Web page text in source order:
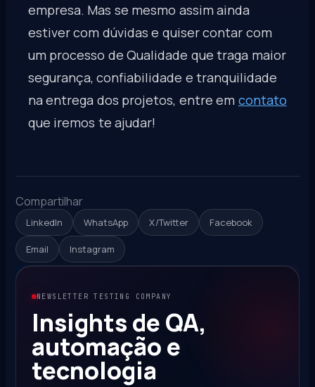
empresa. Mas se mesmo assim ainda
estiver com dúvidas e quiser contar com
um processo de Qualidade que traga maior
segurança, confiabilidade e tranquilidade
na entrega dos projetos, entre em contato
que iremos te ajudar!
Compartilhar
LinkedIn WhatsApp X/Twitter Facebook
Email Instagram
NEWSLETTER TESTING COMPANY
Insights de QA,
automação e
tecnologia